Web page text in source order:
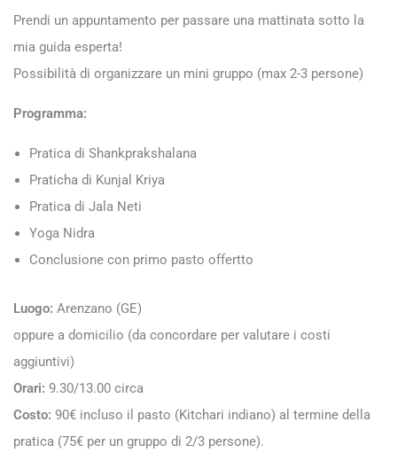
Prendi un appuntamento per passare una mattinata sotto la
mia guida esperta!
Possibilità di organizzare un mini gruppo (max 2-3 persone)
Programma:
Pratica di Shankprakshalana
Praticha di Kunjal Kriya
Pratica di Jala Neti
Yoga Nidra
Conclusione con primo pasto offertto
Luogo: Arenzano (GE)
oppure a domicilio (da concordare per valutare i costi
aggiuntivi)
Orari: 9.30/13.00 circa
Costo: 90€ incluso il pasto (Kitchari indiano) al termine della
pratica (75€ per un gruppo di 2/3 persone).